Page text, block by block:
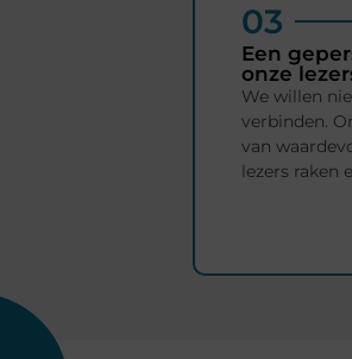
03
Een
onze
We willen
verbinden.
van
lezers raken